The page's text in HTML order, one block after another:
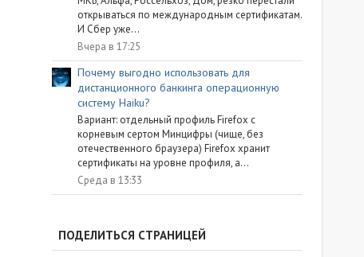
открываться по международным сертификатам.
И Сбер уже...
Вчера в 17:25
Почему выгодно использовать для
дистанционного банкинга операционную
систему Haiku?
Вариант: отдельный профиль Firefox с
корневым сертом Минцифры (чище, без
отечественного браузера) Firefox хранит
сертификаты на уровне профиля, а...
Среда в 13:33
ПОДЕЛИТЬСЯ СТРАНИЦЕЙ